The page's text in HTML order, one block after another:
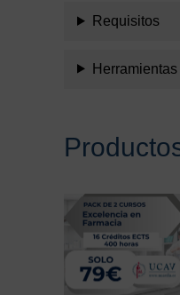
Requisitos
Herramientas